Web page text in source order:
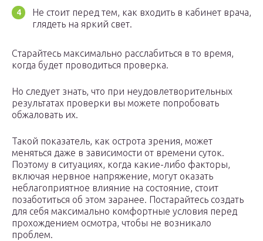
Не стоит перед тем, как входить в кабинет врача,
глядеть на яркий свет.
Старайтесь максимально расслабиться в то время,
когда будет проводиться проверка.
Но следует знать, что при неудовлетворительных
результатах проверки вы можете попробовать
обжаловать их.
Такой показатель, как острота зрения, может
меняться даже в зависимости от времени суток.
Поэтому в ситуациях, когда какие-либо факторы,
включая нервное напряжение, могут оказать
неблагоприятное влияние на состояние, стоит
позаботиться об этом заранее. Постарайтесь создать
для себя максимально комфортные условия перед
прохождением осмотра, чтобы не возникало
проблем.